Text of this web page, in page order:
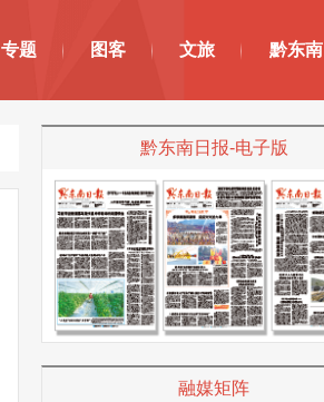
专题 图客 文旅 黔东
黔东南日报-电子版
融媒矩阵